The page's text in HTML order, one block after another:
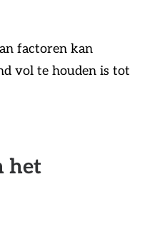
factoren kan
vol te houden is tot
het